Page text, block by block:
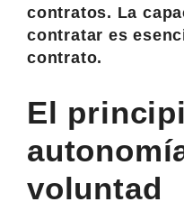
contratos. La
contratar es
contrato.
El
voluntad